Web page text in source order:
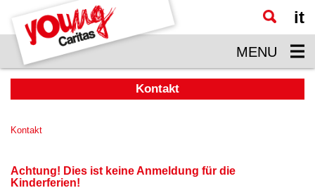
Zum
Hauptinhalt
springen
it
MENU
Kontakt
Kontakt
Achtung! Dies ist keine Anmeldung für die
Kinderferien!